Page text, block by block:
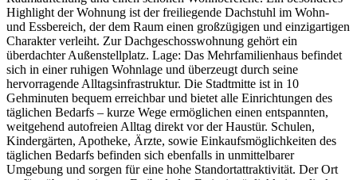
Highlight der Wohnung ist der freiliegende Dachstuhl im Wohn-
und Essbereich, der dem Raum einen großzügigen und einzigartigen
Charakter verleiht. Zur Dachgeschosswohnung gehört ein
überdachter Außenstellplatz. Lage: Das Mehrfamilienhaus befindet
sich in einer ruhigen Wohnlage und überzeugt durch seine
hervorragende Alltagsinfrastruktur. Die Stadtmitte ist in 10
Gehminuten bequem erreichbar und bietet alle Einrichtungen des
täglichen Bedarfs – kurze Wege ermöglichen einen entspannten,
weitgehend autofreien Alltag direkt vor der Haustür. Schulen,
Kindergärten, Apotheke, Ärzte, sowie Einkaufsmöglichkeiten des
täglichen Bedarfs befinden sich ebenfalls in unmittelbarer
Umgebung und sorgen für eine hohe Standortattraktivität. Der Ort